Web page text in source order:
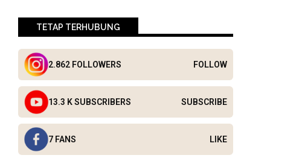
TETAP TERHUBUNG
2.862 FOLLOWERS FOLLOW
13.3 K SUBSCRIBERS SUBSCRIBE
7 FANS LIKE